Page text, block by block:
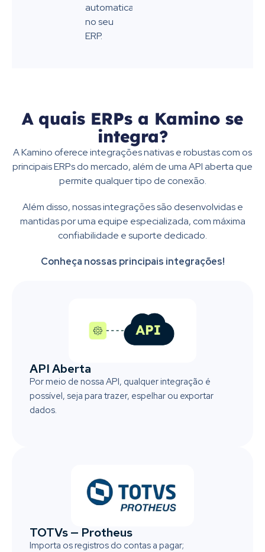
automaticamente
no seu
ERP.
A quais ERPs a Kamino se
integra?
A Kamino oferece integrações nativas e robustas com os
principais ERPs do mercado, além de uma API aberta que
permite qualquer tipo de conexão.
Além disso, nossas integrações são desenvolvidas e
mantidas por uma equipe especializada, com máxima
confiabilidade e suporte dedicado.
Conheça nossas principais integrações!
API Aberta
Por meio de nossa API, qualquer integração é
possível, seja para trazer, espelhar ou exportar
dados.
TOTVs — Protheus
Importa os registros do contas a pagar;